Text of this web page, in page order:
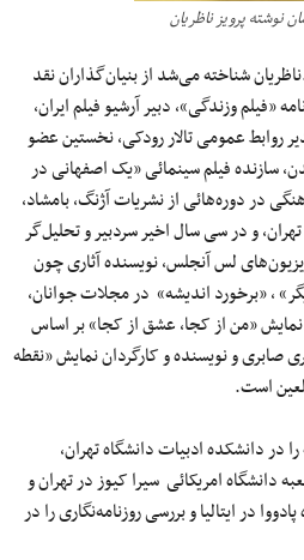
نوشته پرویز ناظریان
شناخته می‌شد از بنیان‌گذاران نقد
«فیلم وزندگی»، دبیر آرشیو فیلم ایران،
روابط عمومی تالار رودکی، نخستین عضو
سازنده فیلم‌ سینمائی «یک اصفهانی در
در دوره‌هائی از نشریات آژنگ، بامشاد،
و در سی سال اخیر سردبیر و تحلیل‌گر
لس آنجلس، نویسنده آثاری چون
، «برخورد اندیشه» در مجلات جوانان،
نمایش «من از کجا، عشق از کجا» بر اساس
صابری و نویسنده و کارگردان نمایش «نقطه
است.
در دانشکده ادبیات دانشگاه تهران،
دانشگاه امریکائی سیرا کیوز در تهران و
در ایتالیا و بررسی روزنامه‌نگاری را در